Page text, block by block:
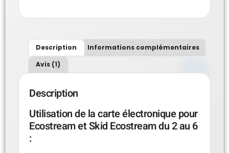
Description
Informations complémentaires
Avis (1)
Description
Utilisation de la carte électronique pour
Ecostream et Skid Ecostream du 2 au 6
: